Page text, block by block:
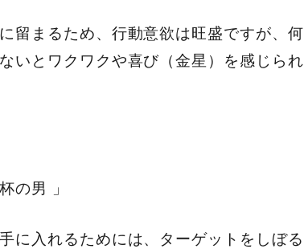
留まるため、行動意欲は旺盛ですが、何
いとワクワクや喜び（金星）を感じられ
の男 」
に入れるためには、ターゲットをしぼる